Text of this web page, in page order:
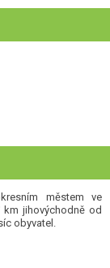
městem ve
km jihovýchodně od
obyvatel.